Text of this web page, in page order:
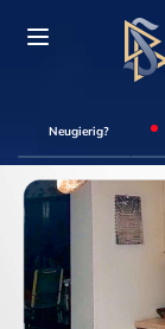
Neugierig?